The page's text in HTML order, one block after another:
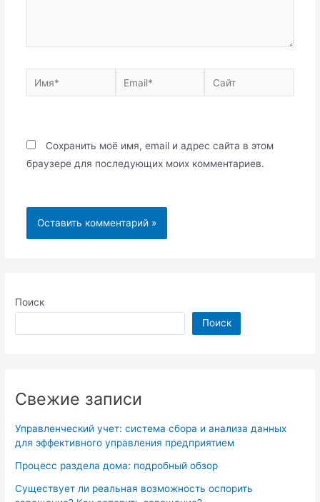
Поиск
Поиск
Свежие записи
Управленческий учет: система сбора и анализа данных
для эффективного управления предприятием
Процесс раздела дома: подробный обзор
Существует ли реальная возможность оспорить
Имя* Email* Сайт
Сохранить моё имя, email и адрес сайта в этом
браузере для последующих моих комментариев.